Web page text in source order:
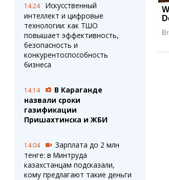
14:24
Искусственный
интеллект и цифровые
технологии: как ТШО
повышает эффективность,
безопасность и
конкурентоспособность
бизнеса
14:14
В Караганде
назвали сроки
газификации
Пришахтинска и ЖБИ
14:04
Зарплата до 2 млн
тенге: в Минтруда
казахстанцам подсказали,
кому предлагают такие деньги